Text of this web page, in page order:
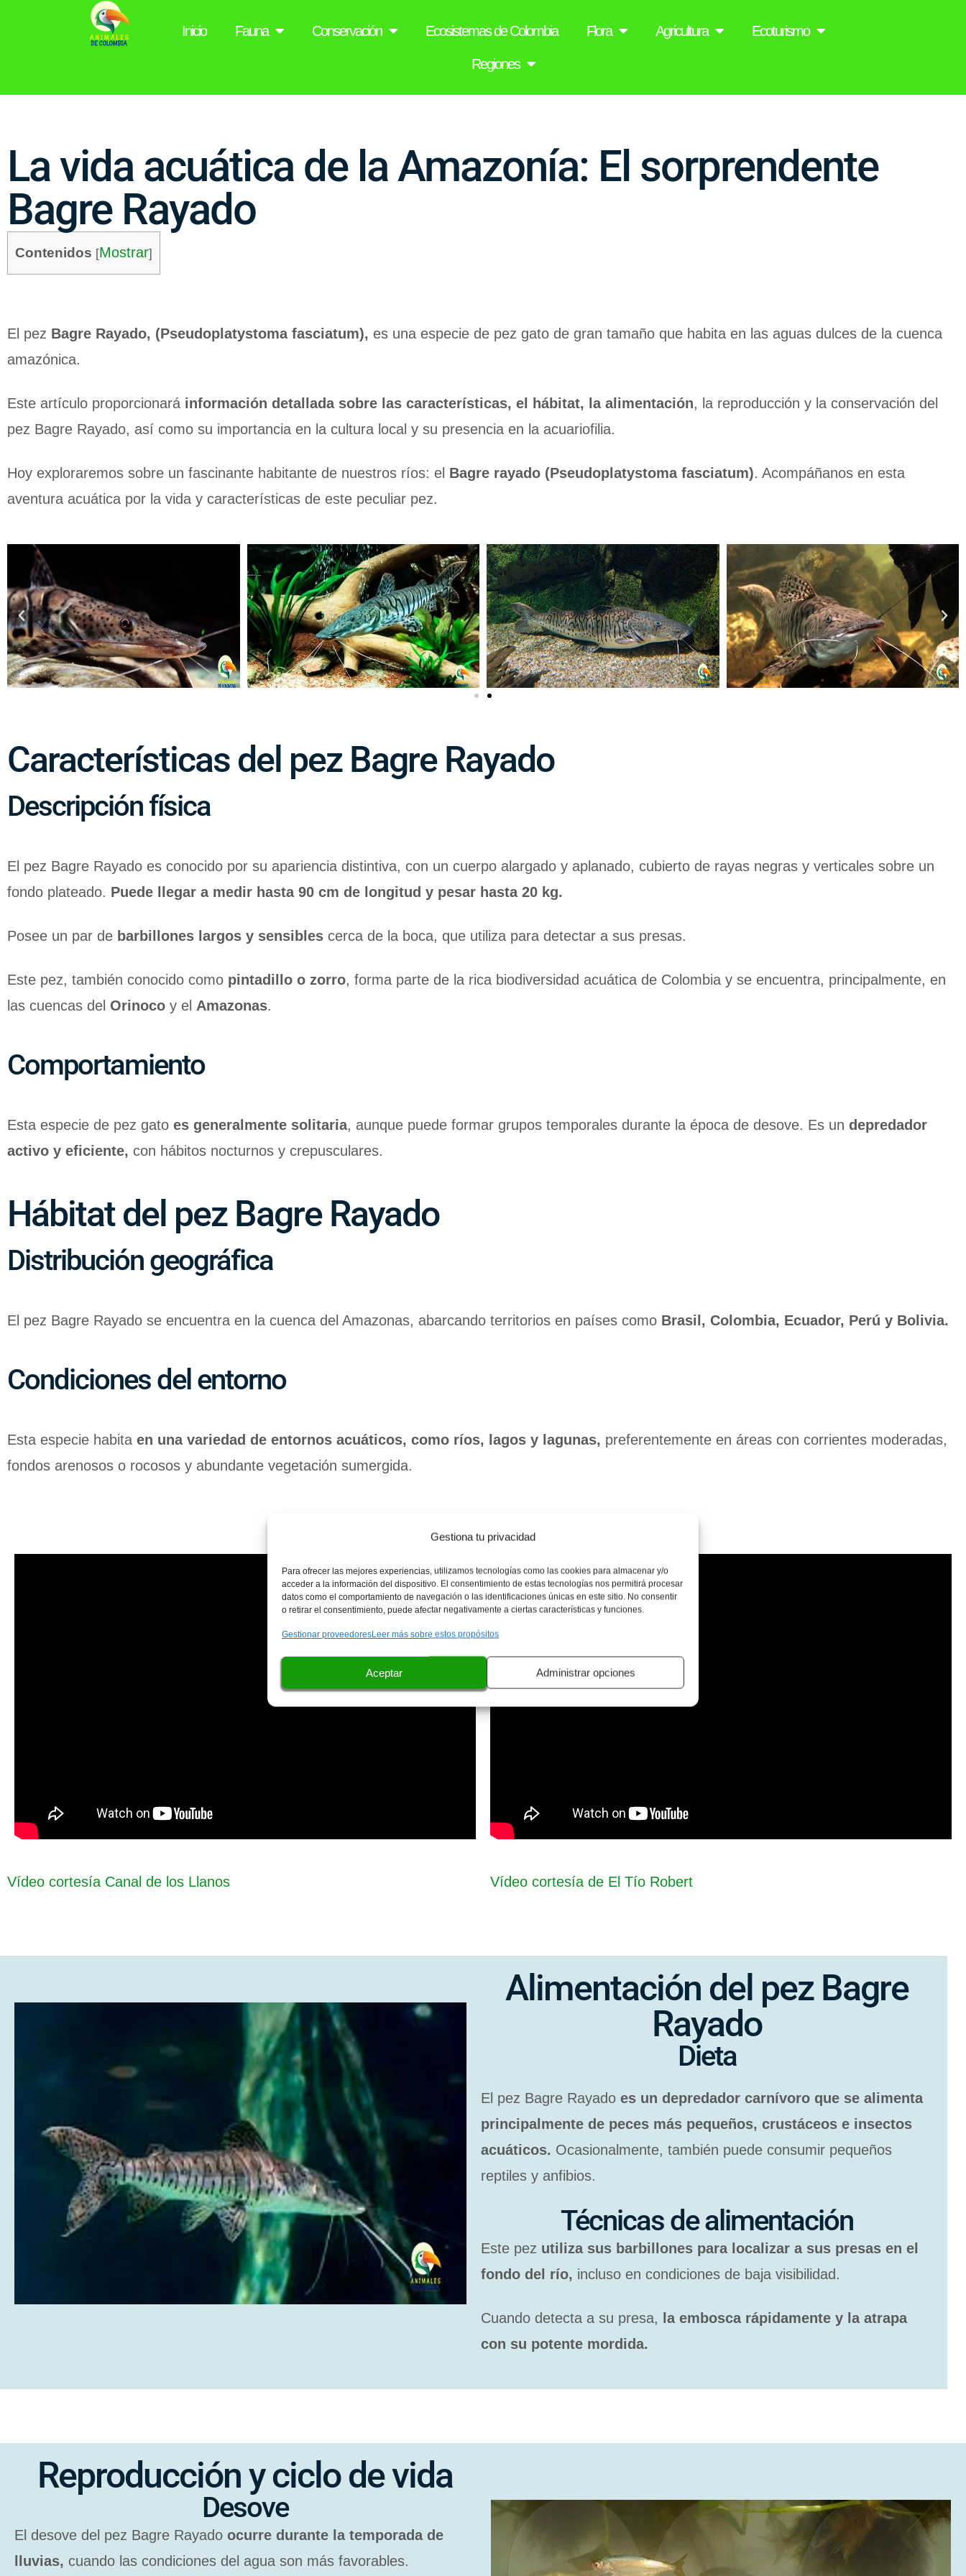
Gestiona tu privacidad
Para ofrecer las mejores experiencias, utilizamos tecnologías como las cookies para almacenar y/o
acceder a la información del dispositivo. El consentimiento de estas tecnologías nos permitirá procesar
datos como el comportamiento de navegación o las identificaciones únicas en este sitio. No consentir
o retirar el consentimiento, puede afectar negativamente a ciertas características y funciones.
Gestionar proveedoresLeer más sobre estos propósitos
Aceptar Administrar opciones
Inicio Fauna Conservación Ecosistemas de Colombia Flora Agricultura Ecoturismo
Regiones
La vida acuática de la Amazonía: El sorprendente
Bagre Rayado
Contenidos [Mostrar]
El pez Bagre Rayado, (Pseudoplatystoma fasciatum), es una especie de pez gato de gran tamaño que habita en las aguas dulces de la cuenca
amazónica.
Este artículo proporcionará información detallada sobre las características, el hábitat, la alimentación, la reproducción y la conservación del
pez Bagre Rayado, así como su importancia en la cultura local y su presencia en la acuariofilia.
Hoy exploraremos sobre un fascinante habitante de nuestros ríos: el Bagre rayado (Pseudoplatystoma fasciatum). Acompáñanos en esta
aventura acuática por la vida y características de este peculiar pez.
Características del pez Bagre Rayado
Descripción física
El pez Bagre Rayado es conocido por su apariencia distintiva, con un cuerpo alargado y aplanado, cubierto de rayas negras y verticales sobre un
fondo plateado. Puede llegar a medir hasta 90 cm de longitud y pesar hasta 20 kg.
Posee un par de barbillones largos y sensibles cerca de la boca, que utiliza para detectar a sus presas.
Este pez, también conocido como pintadillo o zorro, forma parte de la rica biodiversidad acuática de Colombia y se encuentra, principalmente, en
las cuencas del Orinoco y el Amazonas.
Comportamiento
Esta especie de pez gato es generalmente solitaria, aunque puede formar grupos temporales durante la época de desove. Es un depredador
activo y eficiente, con hábitos nocturnos y crepusculares.
Hábitat del pez Bagre Rayado
Distribución geográfica
El pez Bagre Rayado se encuentra en la cuenca del Amazonas, abarcando territorios en países como Brasil, Colombia, Ecuador, Perú y Bolivia.
Condiciones del entorno
Esta especie habita en una variedad de entornos acuáticos, como ríos, lagos y lagunas, preferentemente en áreas con corrientes moderadas,
fondos arenosos o rocosos y abundante vegetación sumergida.
Vídeo cortesía Canal de los Llanos Vídeo cortesía de El Tío Robert
Alimentación del pez Bagre
Rayado
Dieta
El pez Bagre Rayado es un depredador carnívoro que se alimenta
principalmente de peces más pequeños, crustáceos e insectos
acuáticos. Ocasionalmente, también puede consumir pequeños
reptiles y anfibios.
Técnicas de alimentación
Este pez utiliza sus barbillones para localizar a sus presas en el
fondo del río, incluso en condiciones de baja visibilidad.
Cuando detecta a su presa, la embosca rápidamente y la atrapa
con su potente mordida.
Reproducción y ciclo de vida
Desove
El desove del pez Bagre Rayado ocurre durante la temporada de
lluvias, cuando las condiciones del agua son más favorables.